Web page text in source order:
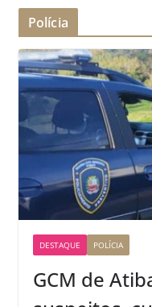
Polícia
DESTAQUE POLÍCIA
GCM de